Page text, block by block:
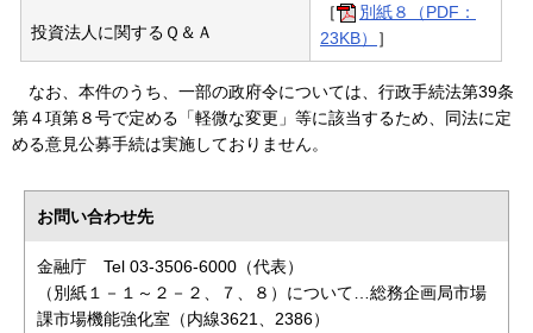
投資法人に関するＱ＆Ａ
［
別紙８（PDF：
23KB）
］
なお、本件のうち、一部の政府令については、行政手続法第39条
第４項第８号で定める「軽微な変更」等に該当するため、同法に定
める意見公募手続は実施しておりません。
お問い合わせ先
金融庁 Tel 03-3506-6000（代表）
（別紙１－１～２－２、７、８）について…総務企画局市場
課市場機能強化室（内線3621、2386）